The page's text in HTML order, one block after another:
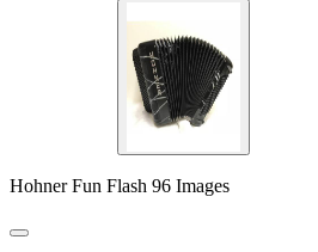
Hohner Fun Flash 96 Images